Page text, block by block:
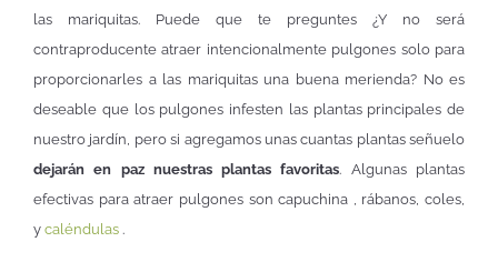
las mariquitas. Puede que te preguntes ¿Y no será
contraproducente atraer intencionalmente pulgones solo para
proporcionarles a las mariquitas una buena merienda? No es
deseable que los pulgones infesten las plantas principales de
nuestro jardín, pero si agregamos unas cuantas plantas señuelo
dejarán en paz nuestras plantas favoritas. Algunas plantas
efectivas para atraer pulgones son capuchina , rábanos, coles,
y caléndulas .